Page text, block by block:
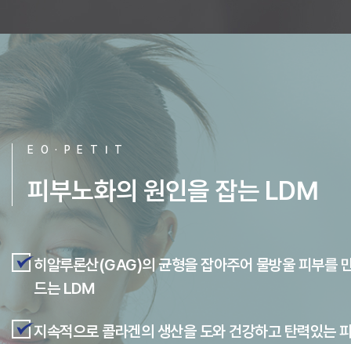
E O · P E T I T
피부노화의 원인을 잡는 LDM
히알루론산(GAG)의 균형을 잡아주어 물방울 피부를
드는 LDM
지속적으로 콜라겐의 생산을 도와 건강하고 탄력있는